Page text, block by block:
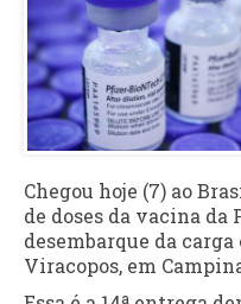
Chegou hoje (7) ao
de doses da vacina da
desembarque da
Viracopos, em